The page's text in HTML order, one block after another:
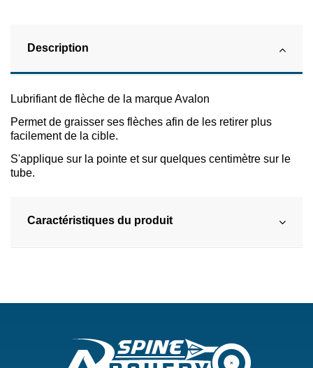
Description
Lubrifiant de flèche de la marque Avalon
Permet de graisser ses flèches afin de les retirer plus
facilement de la cible.
S'applique sur la pointe et sur quelques centimètre sur le
tube.
Caractéristiques du produit